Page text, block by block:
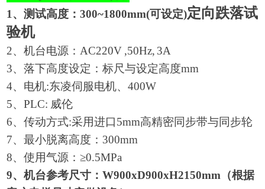
1、测试高度：300~1800mm(可设定)定向跌落试
验机
2、机台电源：AC220V ,50Hz, 3A
3、落下高度设定：标尺与设定高度mm
4、电机:东凌伺服电机、400W
5、PLC: 威伦
6、传动方式:采用进口5mm高精密同步带与同步轮
7、最小脱离高度： 300mm
8、使用气源：≥0.5MPa
9、机台参考尺寸：W900xD900xH2150mm （根据